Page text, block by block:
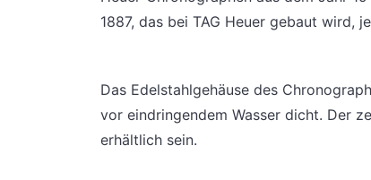
1887, das bei TAG Heuer gebaut wird,
Das Edelstahlgehäuse des
vor eindringendem Wasser dicht. Der
erhältlich sein.